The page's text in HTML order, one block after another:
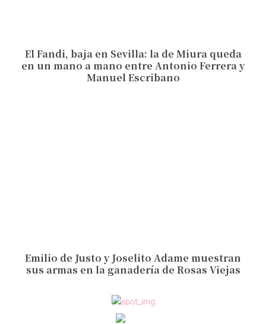
El Fandi, baja en Sevilla: la de Miura queda
en un mano a mano entre Antonio Ferrera y
Manuel Escribano
Emilio de Justo y Joselito Adame muestran
sus armas en la ganadería de Rosas Viejas